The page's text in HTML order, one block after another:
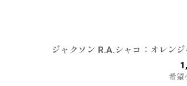
ジャクソン R.A.シャコ：オレンジ
希望